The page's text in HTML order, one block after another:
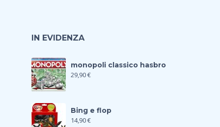
IN EVIDENZA
monopoli classico hasbro
29,90€
Bing e flop
14,90€